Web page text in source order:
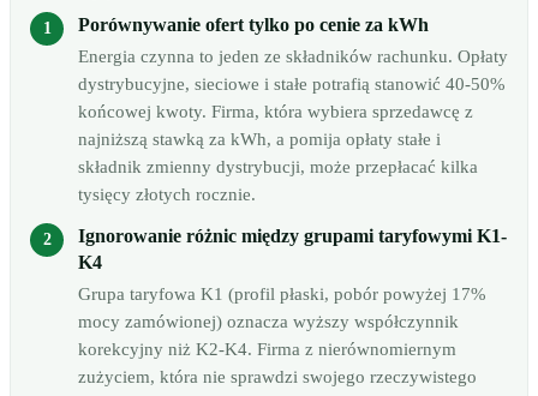
Porównywanie ofert tylko po cenie za kWh
Energia czynna to jeden ze składników rachunku. Opłaty
dystrybucyjne, sieciowe i stałe potrafią stanowić 40-50%
końcowej kwoty. Firma, która wybiera sprzedawcę z
najniższą stawką za kWh, a pomija opłaty stałe i
składnik zmienny dystrybucji, może przepłacać kilka
tysięcy złotych rocznie.
Ignorowanie różnic między grupami taryfowymi K1-
K4
Grupa taryfowa K1 (profil płaski, pobór powyżej 17%
mocy zamówionej) oznacza wyższy współczynnik
korekcyjny niż K2-K4. Firma z nierównomiernym
zużyciem, która nie sprawdzi swojego rzeczywistego